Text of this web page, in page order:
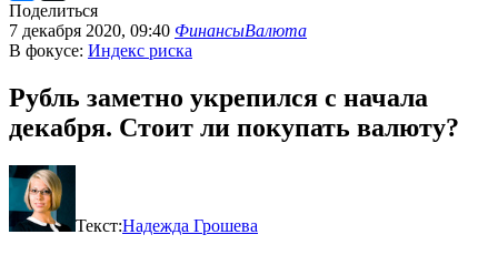
Поделиться
7 декабря 2020, 09:40 ФинансыВалюта
В фокусе: Индекс риска
Рубль заметно укрепился с начала
декабря. Стоит ли покупать валюту?
Текст:Надежда Грошева